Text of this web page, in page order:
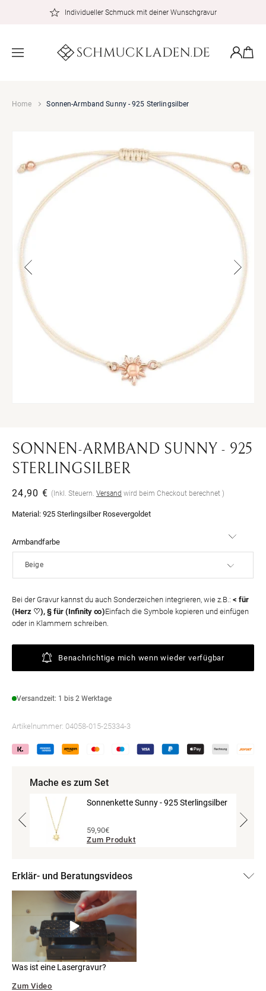
Individueller Schmuck mit deiner Wunschgravur
Home Sonnen-Armband Sunny - 925 Sterlingsilber
öffnen
SONNEN-ARMBAND SUNNY - 925
STERLINGSILBER
Normaler
24,90 € (Inkl. Steuern.Versand wird beim Checkout berechnet )
Material: 925 Sterlingsilber Rosevergoldet
Armbandfarbe
Bei der Gravur kannst du auch Sonderzeichen integrieren, wie z.B.: < für
(Herz ♡), § für (Infinity ∞)Einfach die Symbole kopieren und einfügen
oder in Klammern schreiben.
Benachrichtige mich wenn wieder verfügbar
Versandzeit: 1 bis 2 Werktage
Artikelnummer: 04058-015-25334-3
Mache es zum Set
Sonnenkette Sunny - 925 Sterlingsilber
59,90€
Zum Produkt
Erklär- und Beratungsvideos
Was ist eine Lasergravur?
Zum Video